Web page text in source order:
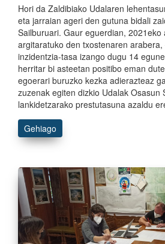
Hori da Zaldibiako Udalaren
eta jarraian ageri den gutuna bidali
Sailburuari. Gaur eguerdian, 2021eko
argitaratuko den txostenaren
inzidentzia-tasa izango dugu 14
herritar bi asteetan positibo eman
egoerari buruzko kezka adierazteaz
zuzenak egiten dizkio Udalak Osasun
lankidetzarako prestutasuna azaldu
Gehiago